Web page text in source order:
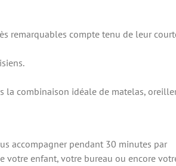
remarquables compte tenu de leur
la combinaison idéale de matelas,
accompagner pendant 30 minutes par
votre enfant, votre bureau ou encore